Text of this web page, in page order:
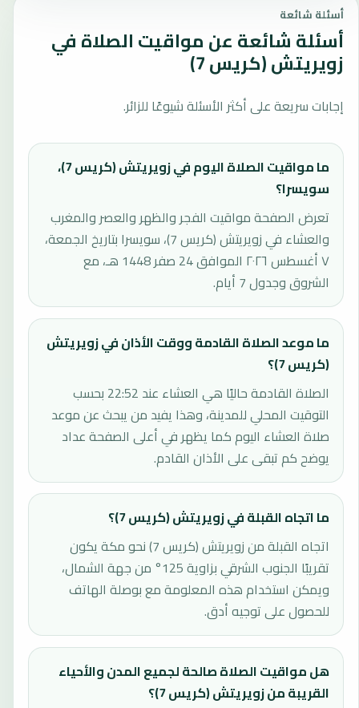
أسئلة شائعة
أسئلة شائعة عن مواقيت الصلاة في
زويريتش (كريس 7)
إجابات سريعة على أكثر الأسئلة شيوعًا للزائر.
ما مواقيت الصلاة اليوم في زويريتش (كريس 7)،
سويسرا؟
تعرض الصفحة مواقيت الفجر والظهر والعصر والمغرب
والعشاء في زويريتش (كريس 7)، سويسرا بتاريخ الجمعة،
٧ أغسطس ٢٠٢٦ الموافق 24 صفر 1448 هـ، مع
الشروق وجدول 7 أيام.
ما موعد الصلاة القادمة ووقت الأذان في زويريتش
(كريس 7)؟
الصلاة القادمة حاليًا هي العشاء عند 22:52 بحسب
التوقيت المحلي للمدينة، وهذا يفيد من يبحث عن موعد
صلاة العشاء اليوم كما يظهر في أعلى الصفحة عداد
يوضح كم تبقى على الأذان القادم.
ما اتجاه القبلة في زويريتش (كريس 7)؟
اتجاه القبلة من زويريتش (كريس 7) نحو مكة يكون
تقريبًا الجنوب الشرقي بزاوية 125° من جهة الشمال،
ويمكن استخدام هذه المعلومة مع بوصلة الهاتف
للحصول على توجيه أدق.
هل مواقيت الصلاة صالحة لجميع المدن والأحياء
القريبة من زويريتش (كريس 7)؟